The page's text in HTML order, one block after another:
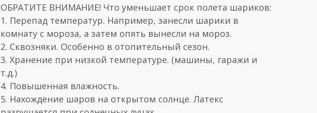
ОБРАТИТЕ ВНИМАНИЕ! Что уменьшает срок полета шариков:
1. Перепад температур. Например, занесли шарики в
комнату с мороза, а затем опять вынесли на мороз.
2. Сквозняки. Особенно в отопительный сезон.
3. Хранение при низкой температуре. (машины, гаражи и
т.д.)
4. Повышенная влажность.
5. Нахождение шаров на открытом солнце. Латекс